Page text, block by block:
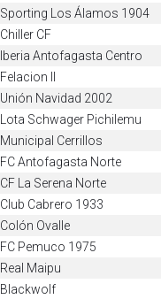
Sporting Los Álamos 1904
Chiller CF
Iberia Antofagasta Centro
Felacion II
Unión Navidad 2002
Lota Schwager Pichilemu
Municipal Cerrillos
FC Antofagasta Norte
CF La Serena Norte
Club Cabrero 1933
Colón Ovalle
FC Pemuco 1975
Real Maipu
Blackwolf